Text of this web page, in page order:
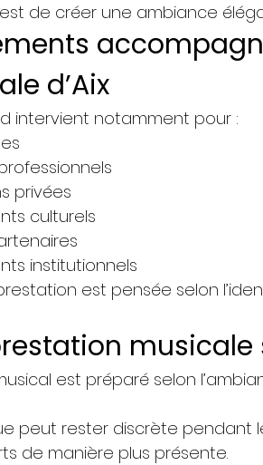
est de créer une ambiance
d’Aix
intervient notamment pour :
privées
culturels
institutionnels
est pensée selon
musicale
est préparé selon
peut rester discrète pendant
de manière plus présente.